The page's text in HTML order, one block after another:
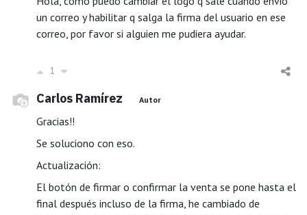
un correo y habilitar q salga la firma del usuario en ese
correo, por favor si alguien me pudiera ayudar.
1
Carlos Ramírez Autor
Gracias!!
Se soluciono con eso.
Actualización:
El botón de firmar o confirmar la venta se pone hasta el
final después incluso de la firma, he cambiado de